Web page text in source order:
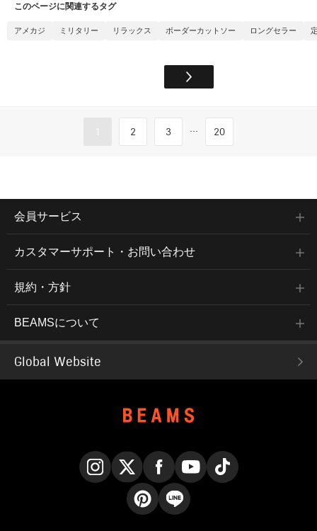
このページに関連するタグ
アメカジ ミリタリー リラックス ボーダーカットソー ロングセラー
1 2 3 ... 20
会員サービス
カスタマーサポート・お問い合わせ
規約・方針
BEAMSについて
Global Website